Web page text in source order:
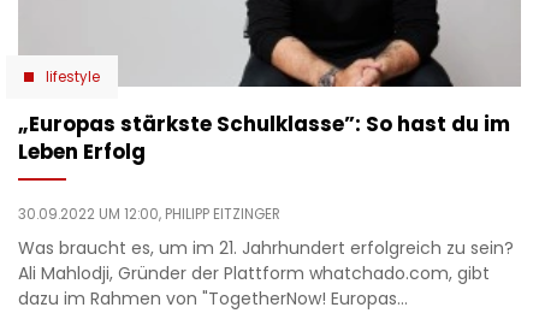
lifestyle
„Europas stärkste Schulklasse”: So hast du im
Leben Erfolg
30.09.2022 UM 12:00, PHILIPP EITZINGER
Was braucht es, um im 21. Jahrhundert erfolgreich zu sein?
Ali Mahlodji, Gründer der Plattform whatchado.com, gibt
dazu im Rahmen von "TogetherNow! Europas…